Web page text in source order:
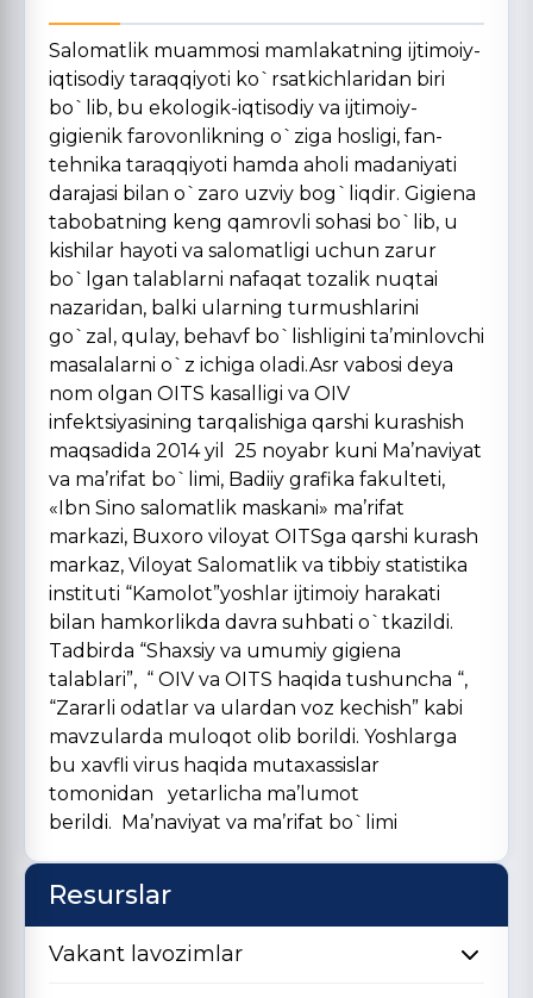
Salomatlik muammosi mamlakatning ijtimoiy-
iqtisodiy taraqqiyoti ko`rsatkichlaridan biri
bo`lib, bu ekologik-iqtisodiy va ijtimoiy-
gigienik farovonlikning o`ziga hosligi, fan-
tehnika taraqqiyoti hamda aholi madaniyati
darajasi bilan o`zaro uzviy bog`liqdir. Gigiena
tabobatning keng qamrovli sohasi bo`lib, u
kishilar hayoti va salomatligi uchun zarur
bo`lgan talablarni nafaqat tozalik nuqtai
nazaridan, balki ularning turmushlarini
go`zal, qulay, behavf bo`lishligini ta’minlovchi
masalalarni o`z ichiga oladi.Asr vabosi deya
nom olgan OITS kasalligi va OIV
infektsiyasining tarqalishiga qarshi kurashish
maqsadida 2014 yil 25 noyabr kuni Ma’naviyat
va ma’rifat bo`limi, Badiiy grafika fakulteti,
«Ibn Sino salomatlik maskani» ma’rifat
markazi, Buxoro viloyat OITSga qarshi kurash
markaz, Viloyat Salomatlik va tibbiy statistika
instituti “Kamolot”yoshlar ijtimoiy harakati
bilan hamkorlikda davra suhbati o`tkazildi.
Tadbirda “Shaxsiy va umumiy gigiena
talablari”, “ OIV va OITS haqida tushuncha “,
“Zararli odatlar va ulardan voz kechish” kabi
mavzularda muloqot olib borildi. Yoshlarga
bu xavfli virus haqida mutaxassislar
tomonidan yetarlicha ma’lumot
berildi. Ma’naviyat va ma’rifat bo`limi
Resurslar
Vakant lavozimlar